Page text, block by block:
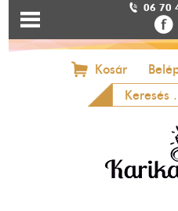
06 70
Kosár